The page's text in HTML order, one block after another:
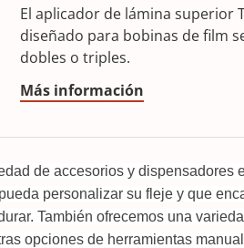
El aplicador de lámina superior
diseñado para bobinas de film
dobles o triples.
Más información
de accesorios y
personalizar su fleje y que
También ofrecemos una
opciones de herramientas